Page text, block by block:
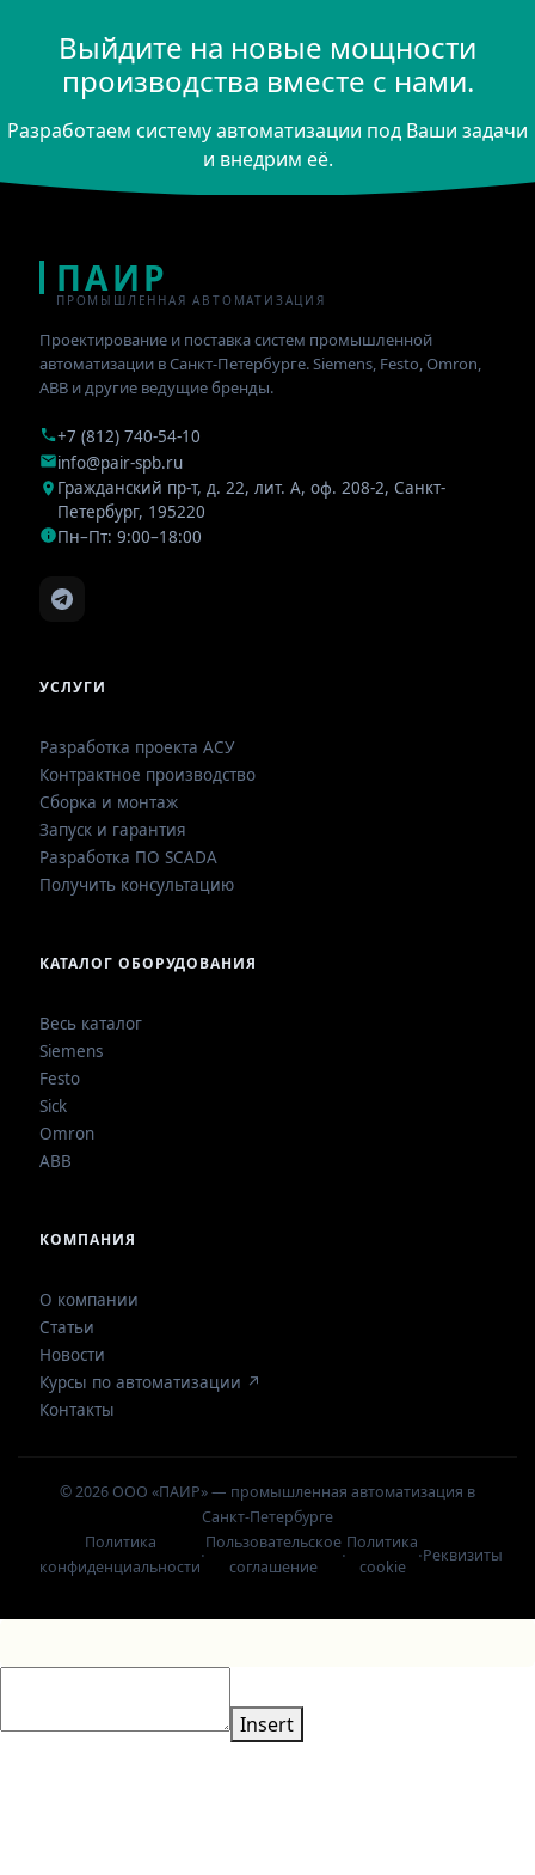
Выйдите на новые мощности
производства вместе с нами.
Разработаем систему автоматизации под Ваши задачи
и внедрим её.
ПАИР
ПРОМЫШЛЕННАЯ АВТОМАТИЗАЦИЯ
Проектирование и поставка систем промышленной
автоматизации в Санкт-Петербурге. Siemens, Festo, Omron,
ABB и другие ведущие бренды.
+7 (812) 740-54-10
info@pair-spb.ru
Гражданский пр-т, д. 22, лит. А, оф. 208-2, Санкт-
Петербург, 195220
Пн–Пт: 9:00–18:00
УСЛУГИ
Разработка проекта АСУ
Контрактное производство
Сборка и монтаж
Запуск и гарантия
Разработка ПО SCADA
Получить консультацию
КАТАЛОГ ОБОРУДОВАНИЯ
Весь каталог
Siemens
Festo
Sick
Omron
ABB
КОМПАНИЯ
О компании
Статьи
Новости
Курсы по автоматизации ↗
Контакты
© 2026 ООО «ПАИР» — промышленная автоматизация в
Санкт-Петербурге
Политика
конфиденциальности
·
Пользовательское
соглашение
·
Политика
cookie
·Реквизиты
Insert